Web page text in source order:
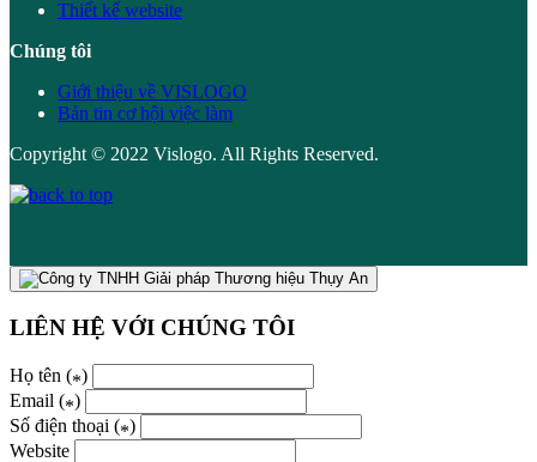
Thiết kế website
Chúng tôi
Giới thiệu về VISLOGO
Bản tin cơ hội việc làm
Copyright © 2022 Vislogo. All Rights Reserved.
LIÊN HỆ VỚI CHÚNG TÔI
Họ tên (*)
Email (*)
Số điện thoại (*)
Website